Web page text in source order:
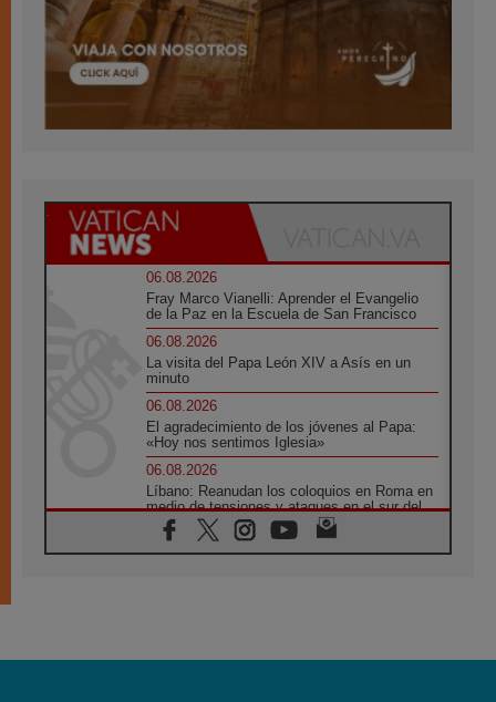
06.08.2026
Fray Marco Vianelli: Aprender el Evangelio
de la Paz en la Escuela de San Francisco
06.08.2026
La visita del Papa León XIV a Asís en un
minuto
06.08.2026
El agradecimiento de los jóvenes al Papa:
«Hoy nos sentimos Iglesia»
06.08.2026
Líbano: Reanudan los coloquios en Roma en
medio de tensiones y ataques en el sur del
país
06.08.2026